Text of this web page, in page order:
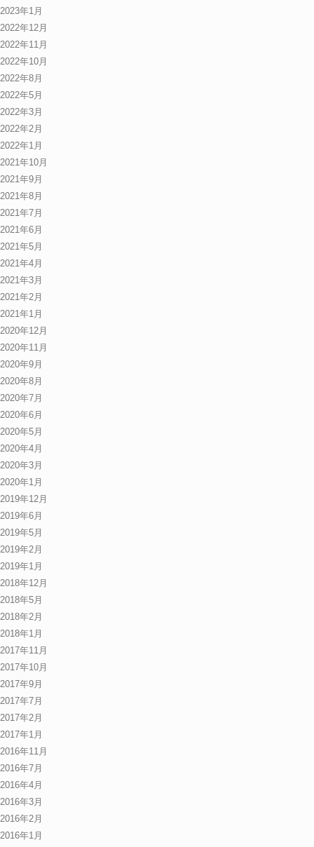
2023年1月
2022年12月
2022年11月
2022年10月
2022年8月
2022年5月
2022年3月
2022年2月
2022年1月
2021年10月
2021年9月
2021年8月
2021年7月
2021年6月
2021年5月
2021年4月
2021年3月
2021年2月
2021年1月
2020年12月
2020年11月
2020年9月
2020年8月
2020年7月
2020年6月
2020年5月
2020年4月
2020年3月
2020年1月
2019年12月
2019年6月
2019年5月
2019年2月
2019年1月
2018年12月
2018年5月
2018年2月
2018年1月
2017年11月
2017年10月
2017年9月
2017年7月
2017年2月
2017年1月
2016年11月
2016年7月
2016年4月
2016年3月
2016年2月
2016年1月